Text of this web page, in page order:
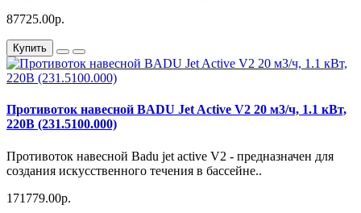
87725.00р.
Купить
Противоток навесной BADU Jet Active V2 20 м3/ч, 1.1 кВт,
220В (231.5100.000)
Противоток навесной Badu jet active V2 - предназначен для
создания искусственного течения в бассейне..
171779.00р.